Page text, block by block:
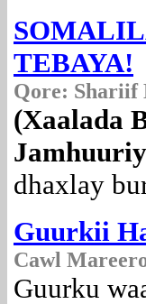
TEBAYA!
Qore: Shariif
(Xaalada
dhaxlay
Guurkii
Cawl
Guurku